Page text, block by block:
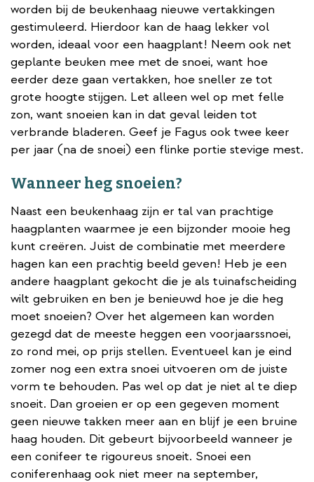
worden bij de beukenhaag nieuwe vertakkingen
gestimuleerd. Hierdoor kan de haag lekker vol
worden, ideaal voor een haagplant! Neem ook net
geplante beuken mee met de snoei, want hoe
eerder deze gaan vertakken, hoe sneller ze tot
grote hoogte stijgen. Let alleen wel op met felle
zon, want snoeien kan in dat geval leiden tot
verbrande bladeren. Geef je Fagus ook twee keer
per jaar (na de snoei) een flinke portie stevige mest.
Wanneer heg snoeien?
Naast een beukenhaag zijn er tal van prachtige
haagplanten waarmee je een bijzonder mooie heg
kunt creëren. Juist de combinatie met meerdere
hagen kan een prachtig beeld geven! Heb je een
andere haagplant gekocht die je als tuinafscheiding
wilt gebruiken en ben je benieuwd hoe je die heg
moet snoeien? Over het algemeen kan worden
gezegd dat de meeste heggen een voorjaarssnoei,
zo rond mei, op prijs stellen. Eventueel kan je eind
zomer nog een extra snoei uitvoeren om de juiste
vorm te behouden. Pas wel op dat je niet al te diep
snoeit. Dan groeien er op een gegeven moment
geen nieuwe takken meer aan en blijf je een bruine
haag houden. Dit gebeurt bijvoorbeeld wanneer je
een conifeer te rigoureus snoeit. Snoei een
coniferenhaag ook niet meer na september,